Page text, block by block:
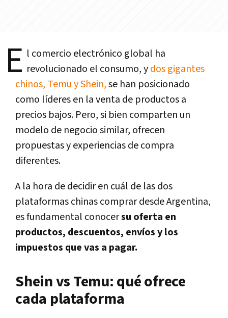
E l comercio electrónico global ha
revolucionado el consumo, ydos gigantes
chinos, Temu y Shein,se han posicionado
como líderes en la venta de productos a
precios bajos. Pero, si bien comparten un
modelo de negocio similar, ofrecen
propuestas y experiencias de compra
diferentes.
A la hora de decidir en cuál de las dos
plataformas chinas comprar desde Argentina,
es fundamental conocersu oferta en
productos, descuentos, envíos y los
impuestos que vas a pagar.
Shein vs Temu: qué ofrece
cada plataforma